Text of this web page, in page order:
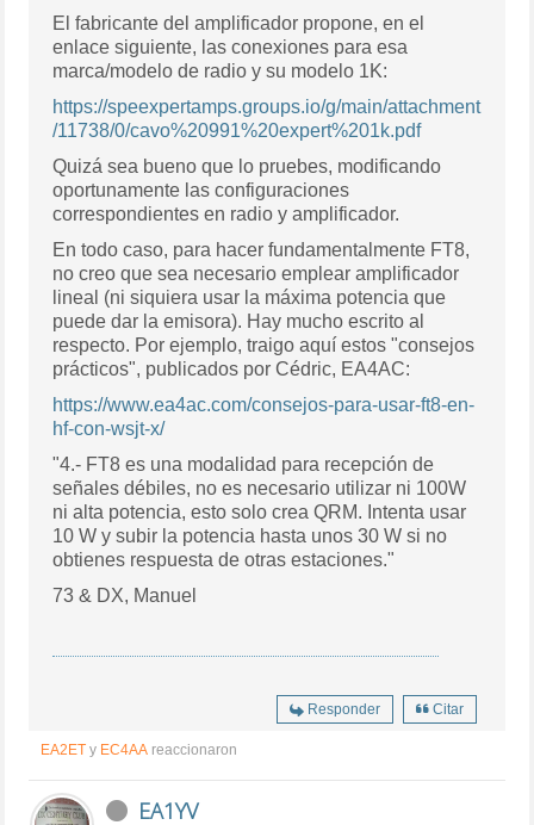
El fabricante del amplificador propone, en el
enlace siguiente, las conexiones para esa
marca/modelo de radio y su modelo 1K:
https://speexpertamps.groups.io/g/main/attachment
/11738/0/cavo%20991%20expert%201k.pdf
Quizá sea bueno que lo pruebes, modificando
oportunamente las configuraciones
correspondientes en radio y amplificador.
En todo caso, para hacer fundamentalmente FT8,
no creo que sea necesario emplear amplificador
lineal (ni siquiera usar la máxima potencia que
puede dar la emisora). Hay mucho escrito al
respecto. Por ejemplo, traigo aquí estos "consejos
prácticos", publicados por Cédric, EA4AC:
https://www.ea4ac.com/consejos-para-usar-ft8-en-
hf-con-wsjt-x/
"4.- FT8 es una modalidad para recepción de
señales débiles, no es necesario utilizar ni 100W
ni alta potencia, esto solo crea QRM. Intenta usar
10 W y subir la potencia hasta unos 30 W si no
obtienes respuesta de otras estaciones."
73 & DX, Manuel
Responder Citar
EA2ET y EC4AA reaccionaron
EA1YV